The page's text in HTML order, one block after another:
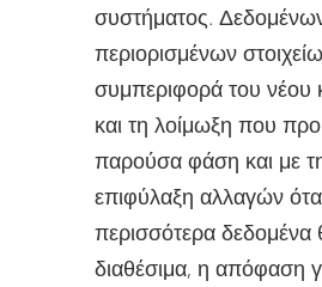
συστήματος.
περιορισμένων
συμπεριφορά του νέου
και τη λοίμωξη που
παρούσα φάση και με
επιφύλαξη αλλαγών
περισσότερα δεδομένα
διαθέσιμα, η απόφαση